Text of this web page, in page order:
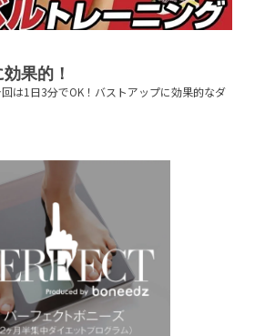
果的！
は1日3分でOK！バストアップに効果的なダ